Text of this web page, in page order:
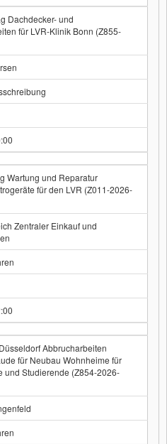
Dachdecker- und
für LVR-Klinik Bonn (Z855-
Wartung und Reparatur
für den LVR (Z011-2026-
Zentraler Einkauf und
Abbrucharbeiten
für Neubau Wohnheime für
und Studierende (Z854-2026-